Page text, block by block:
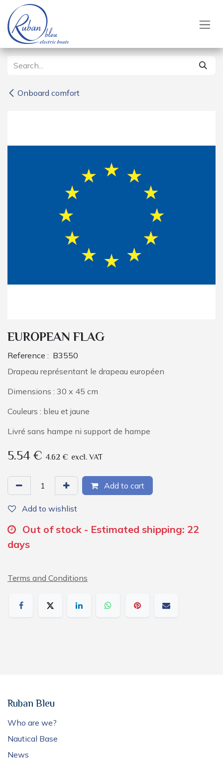
Skip to Content
Onboard comfort
EUROPEAN FLAG
Reference : B3550
Drapeau représentant le drapeau européen
Dimensions : 30 x 45 cm
Couleurs : bleu et jaune
Livré sans hampe ni support de hampe
5.54€ 4.62 € excl. VAT
Add to cart
Add to wishlist
Out of stock - Estimated shipping: 22
days
Terms and Conditions
Ruban Bleu
Who are we?
Nautical Base
News